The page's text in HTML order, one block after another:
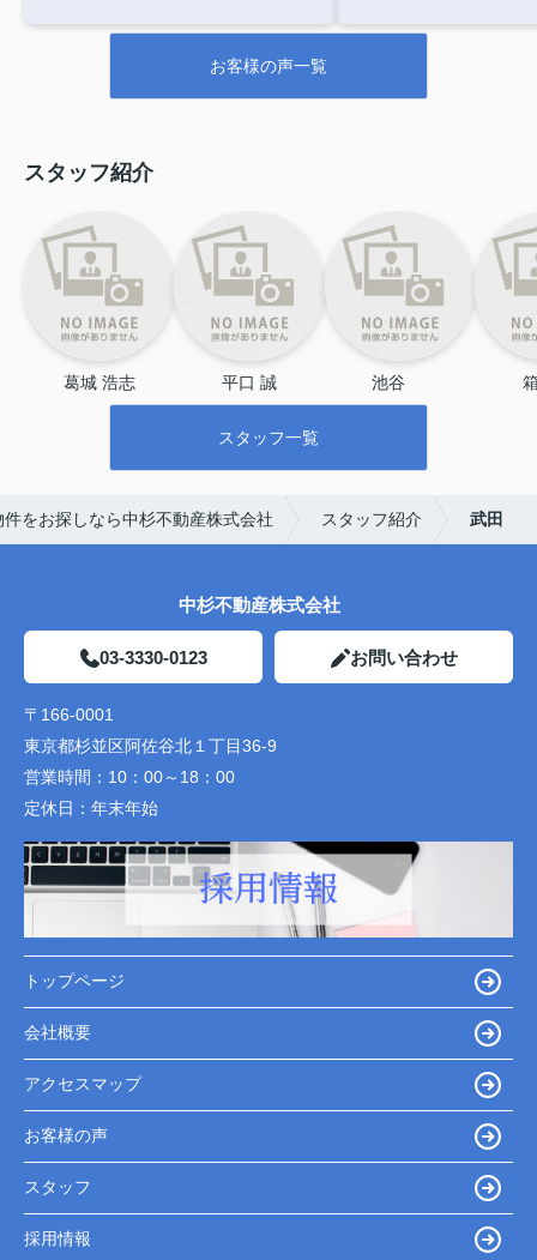
お客様の声一覧
スタッフ紹介
葛城 浩志 平口 誠 池谷
スタッフ一覧
をお探しなら中杉不動産株式会社 スタッフ紹介 武田
中杉不動産株式会社
03-3330-0123 お問い合わせ
〒166-0001
東京都杉並区阿佐谷北１丁目36-9
営業時間： 10：00～18：00
定休日： 年末年始
トップページ
会社概要
アクセスマップ
お客様の声
スタッフ
採用情報